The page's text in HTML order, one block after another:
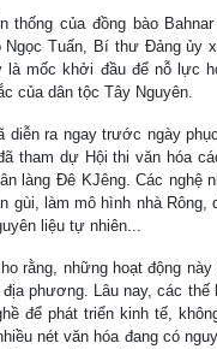
thống của đồng bào
Ngọc Tuấn, Bí thư Đảng ủy
là mốc khởi đầu để nỗ lực
của dân tộc Tây Nguyên.
diễn ra ngay trước ngày
tham dự Hội thi văn hóa
làng Đê KJêng. Các nghệ
gùi, làm mô hình nhà
liệu tự nhiên...
rằng, những hoạt động
phương. Lâu nay, các thế
để phát triển kinh tế,
nét văn hóa đang có